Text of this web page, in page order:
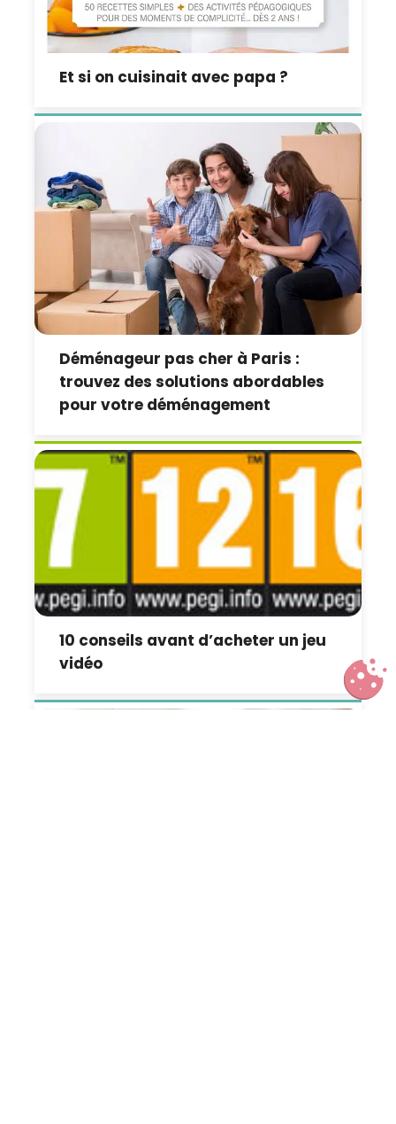
Et si on cuisinait avec papa ?
Déménageur pas cher à Paris :
trouvez des solutions abordables
pour votre déménagement
10 conseils avant d’acheter un jeu
vidéo